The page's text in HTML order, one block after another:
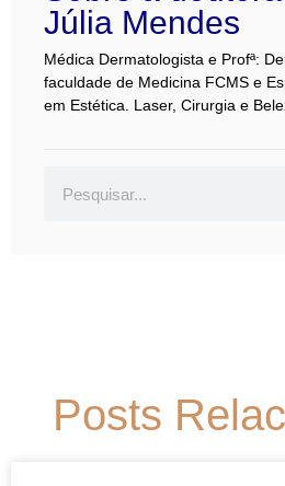
Júlia Mendes
Médica Dermatologista e Profª:
faculdade de Medicina FCMS e
em Estética. Laser, Cirurgia e
Posts